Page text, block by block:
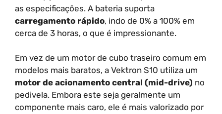
as especificações. A bateria suporta
carregamento rápido, indo de 0% a 100% em
cerca de 3 horas, o que é impressionante.
Em vez de um motor de cubo traseiro comum em
modelos mais baratos, a Vektron S10 utiliza um
motor de acionamento central (mid-drive) no
pedivela. Embora este seja geralmente um
componente mais caro, ele é mais valorizado por